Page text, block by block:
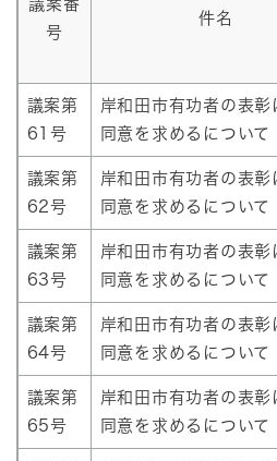
議案番
号
件名
議案第
61号
岸和田市有功者の表彰
同意を求めるについて
議案第
62号
岸和田市有功者の表彰
同意を求めるについて
議案第
63号
岸和田市有功者の表彰
同意を求めるについて
議案第
64号
岸和田市有功者の表彰
同意を求めるについて
議案第
65号
岸和田市有功者の表彰
同意を求めるについて